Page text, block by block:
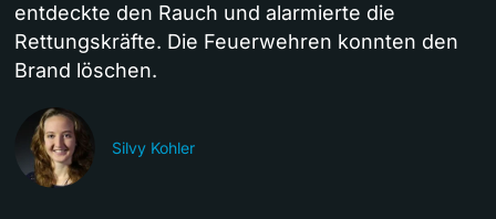
entdeckte den Rauch und alarmierte die
Rettungskräfte. Die Feuerwehren konnten den
Brand löschen.
Silvy Kohler